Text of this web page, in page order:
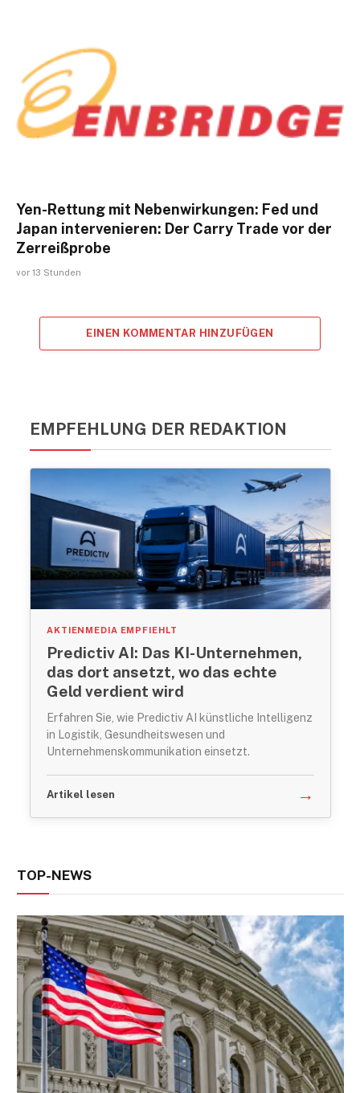
Yen-Rettung mit Nebenwirkungen: Fed und
Japan intervenieren: Der Carry Trade vor der
Zerreißprobe
vor 13 Stunden
EINEN KOMMENTAR HINZUFÜGEN
EMPFEHLUNG DER REDAKTION
AKTIENMEDIA EMPFIEHLT
Predictiv AI: Das KI-Unternehmen,
das dort ansetzt, wo das echte
Geld verdient wird
Erfahren Sie, wie Predictiv AI künstliche Intelligenz
in Logistik, Gesundheitswesen und
Unternehmenskommunikation einsetzt.
Artikel lesen →
TOP-NEWS